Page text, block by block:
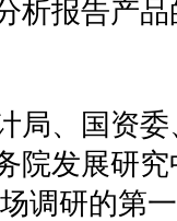
析报告产
、国资委
院发展研
调研的第